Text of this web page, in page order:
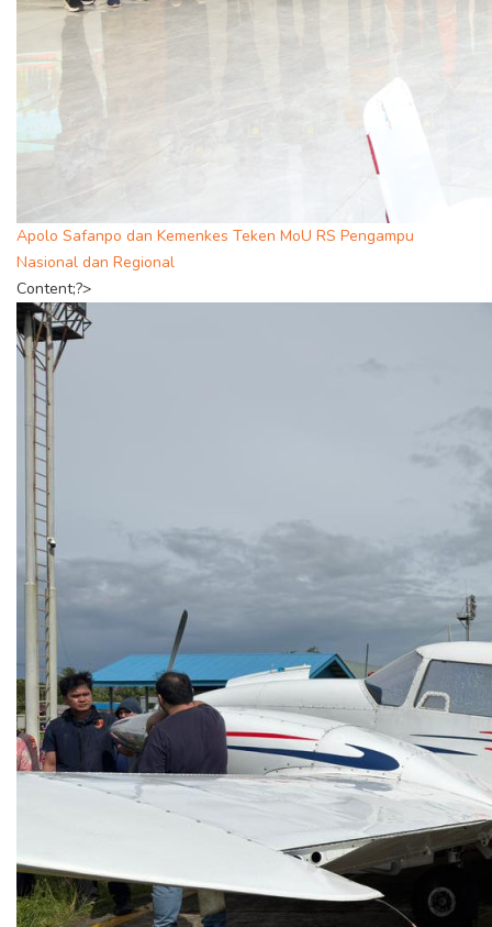
Apolo Safanpo dan Kemenkes Teken MoU RS Pengampu
Nasional dan Regional
Content;?>